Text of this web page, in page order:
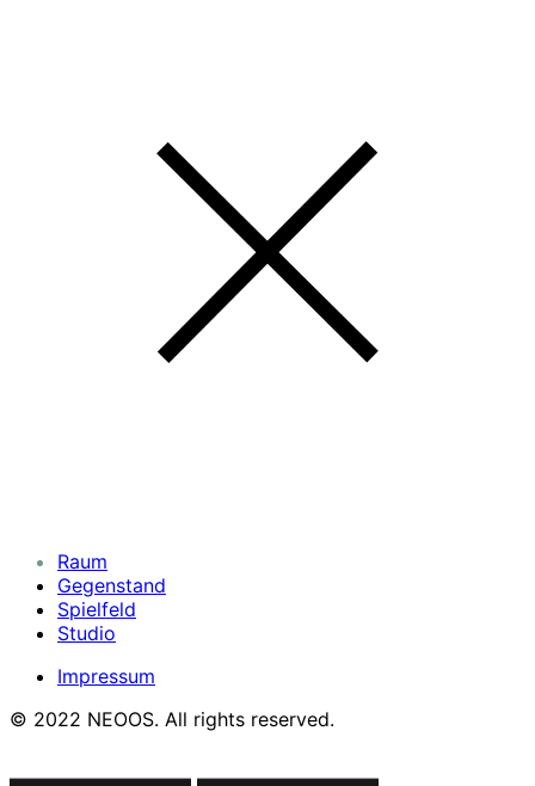
Raum
Gegenstand
Spielfeld
Studio
Impressum
© 2022 NEOOS. All rights reserved.